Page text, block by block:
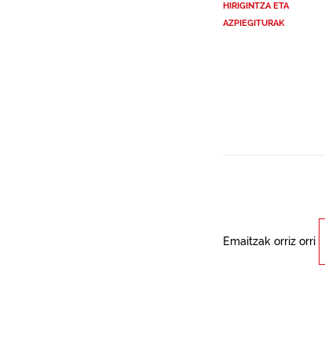
HIRIGINTZA ETA
AZPIEGITURAK
Emaitzak orriz orri